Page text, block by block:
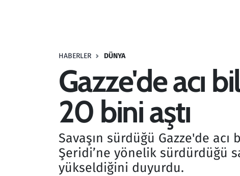
HABERLER DÜNYA
Gazze'de acı
20 bini aştı
Savaşın sürdüğü Gazze'de acı
Şeridi’ne yönelik sürdürdüğü
yükseldiğini duyurdu.
Savunma Sanayi